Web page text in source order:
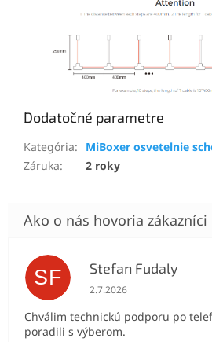
Dodatočné parametre
Kategória:
MiBoxer osvetelnie
Záruka: 2 roky
SF Stefan Fudaly
Hodnotenie obchodu je
2.7.2026
Chválim technickú podporu po
poradili s výberom.